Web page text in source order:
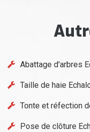
Abattage d'arbres
Taille de haie
Tonte et réfection
Pose de clôture